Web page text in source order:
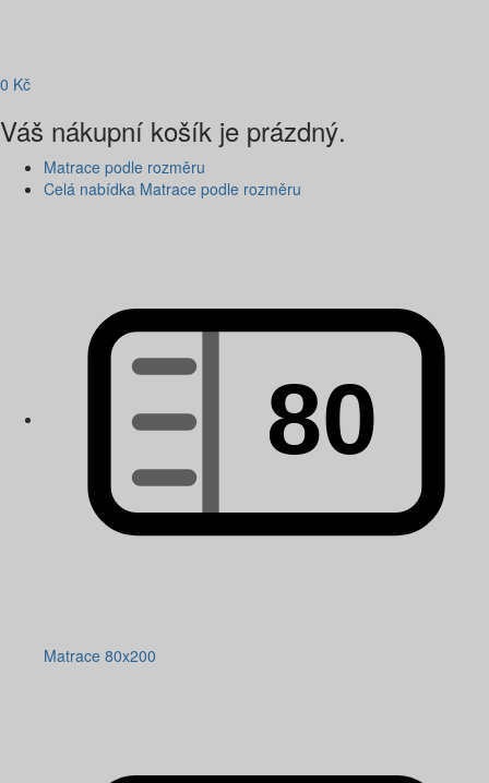
0 Kč
Váš nákupní košík je prázdný.
Matrace podle rozměru
Celá nabídka Matrace podle rozměru
Matrace 80x200